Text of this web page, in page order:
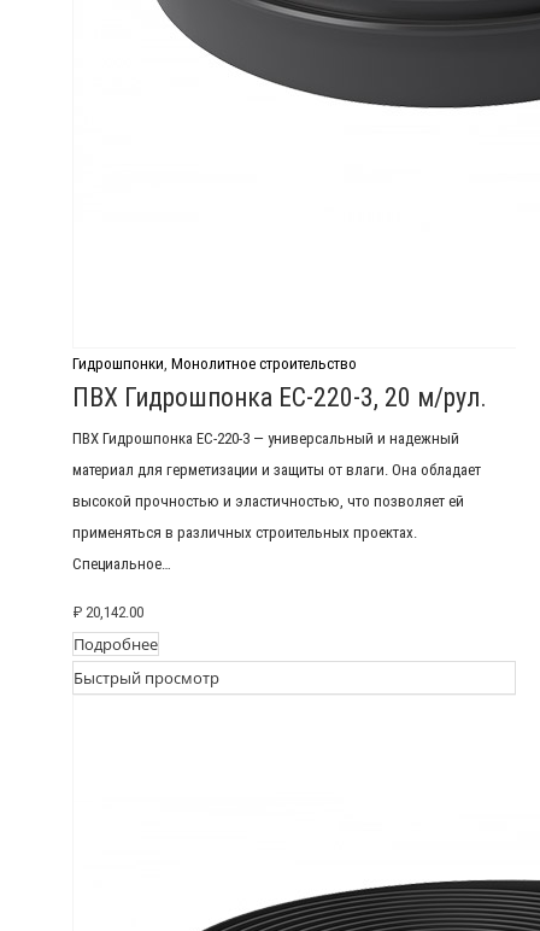
Гидрошпонки, Монолитное строительство
ПВХ Гидрошпонка EC-220-3, 20 м/рул.
ПВХ Гидрошпонка EC-220-3 — универсальный и надежный
материал для герметизации и защиты от влаги. Она обладает
высокой прочностью и эластичностью, что позволяет ей
применяться в различных строительных проектах.
Специальное…
₽ 20,142.00
Подробнее
Быстрый просмотр